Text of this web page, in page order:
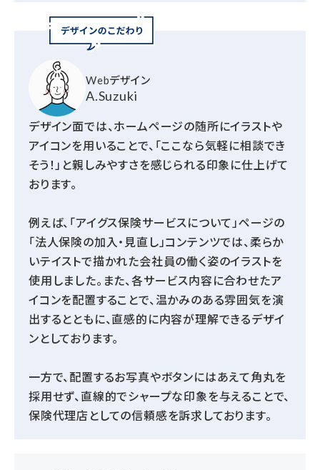
Webデザイン
A.Suzuki
デザイン面では、ホームページの随所にイラストや
アイコンを用いることで、「ここなら気軽に相談でき
そう！」と親しみやすさを感じられる印象に仕上げて
おります。
例えば、「アイグス保険サービスについて」ページの
「法人保険の加入・見直し」コンテンツでは、柔らか
いテイストで描かれた会社員の働く姿のイラストを
使用しました。また、各サービス内容に合わせたア
イコンを配置することで、温かみのある雰囲気を演
出するとともに、直感的に内容が理解できるデザイ
ンとしております。
一方で、配置するお写真やボタンにはあえて角丸を
採用せず、直線的でシャープな印象を与えることで、
保険代理店としての信頼感を訴求しております。